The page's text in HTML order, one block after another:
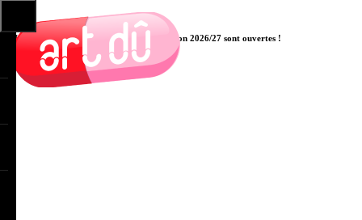
Les pré-inscriptions aux cours pour la saison 2026/27 sont ouvertes !